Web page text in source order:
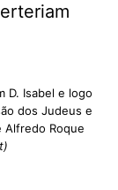
D. Isabel e logo
dos Judeus e
Alfredo Roque